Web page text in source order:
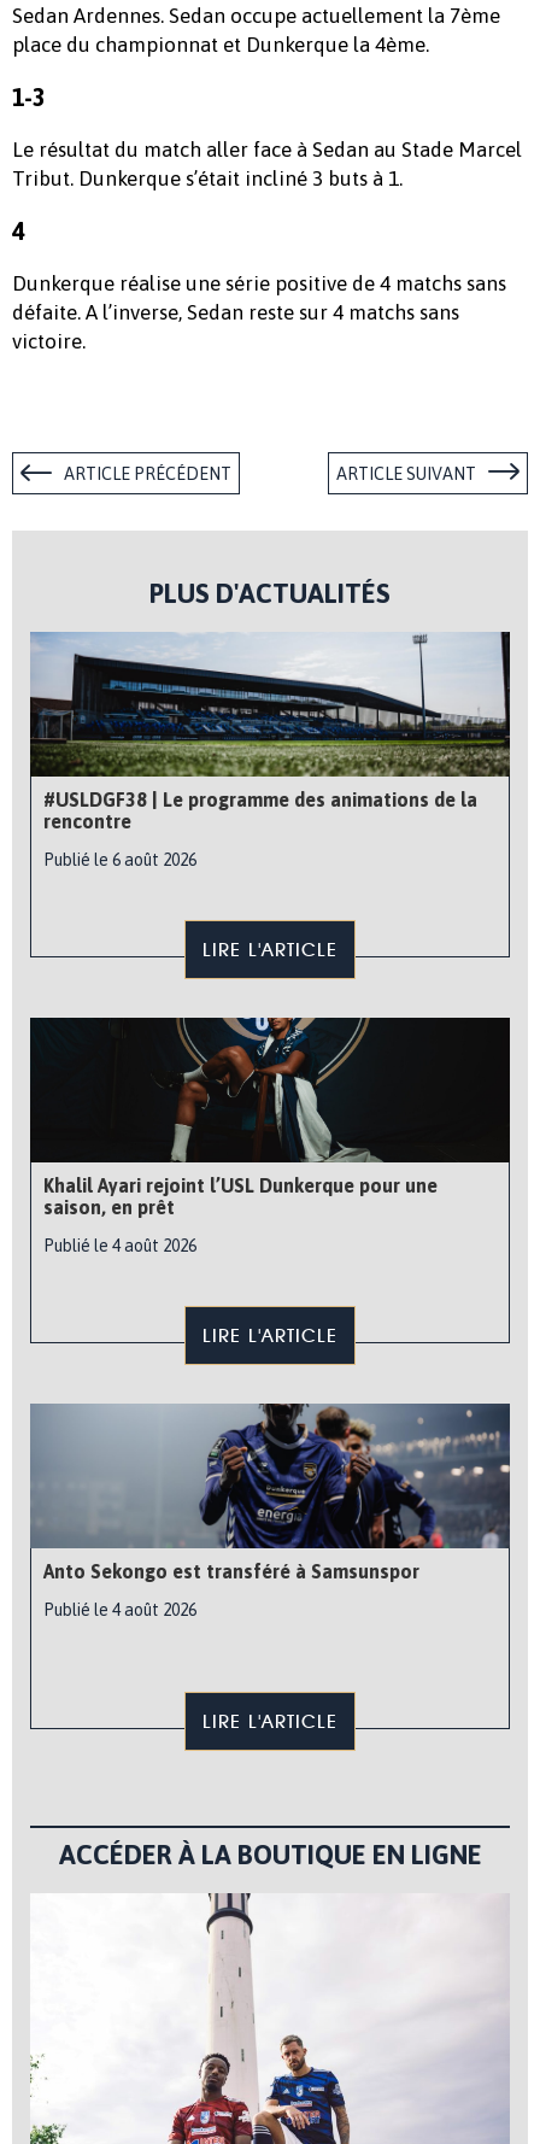
Sedan Ardennes. Sedan occupe actuellement la 7ème
place du championnat et Dunkerque la 4ème.
1-3
Le résultat du match aller face à Sedan au Stade Marcel
Tribut. Dunkerque s’était incliné 3 buts à 1.
4
Dunkerque réalise une série positive de 4 matchs sans
défaite. A l’inverse, Sedan reste sur 4 matchs sans
victoire.
ARTICLE PRÉCÉDENT ARTICLE SUIVANT
PLUS D'ACTUALITÉS
#USLDGF38 | Le programme des animations de la
rencontre
Publié le 6 août 2026
LIRE L'ARTICLE
Khalil Ayari rejoint l’USL Dunkerque pour une
saison, en prêt
Publié le 4 août 2026
LIRE L'ARTICLE
Anto Sekongo est transféré à Samsunspor
Publié le 4 août 2026
LIRE L'ARTICLE
ACCÉDER À LA BOUTIQUE EN LIGNE